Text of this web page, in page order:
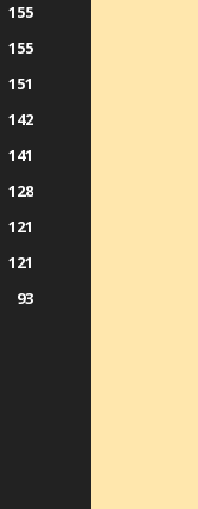
155
155
151
142
141
128
121
121
93